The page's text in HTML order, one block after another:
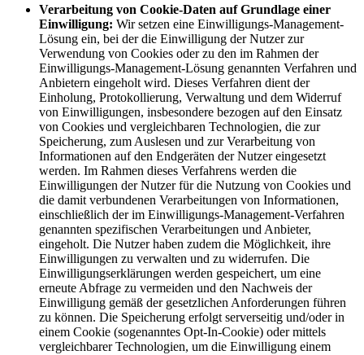
Verarbeitung von Cookie-Daten auf Grundlage einer
Einwilligung: Wir setzen eine Einwilligungs-Management-
Lösung ein, bei der die Einwilligung der Nutzer zur
Verwendung von Cookies oder zu den im Rahmen der
Einwilligungs-Management-Lösung genannten Verfahren und
Anbietern eingeholt wird. Dieses Verfahren dient der
Einholung, Protokollierung, Verwaltung und dem Widerruf
von Einwilligungen, insbesondere bezogen auf den Einsatz
von Cookies und vergleichbaren Technologien, die zur
Speicherung, zum Auslesen und zur Verarbeitung von
Informationen auf den Endgeräten der Nutzer eingesetzt
werden. Im Rahmen dieses Verfahrens werden die
Einwilligungen der Nutzer für die Nutzung von Cookies und
die damit verbundenen Verarbeitungen von Informationen,
einschließlich der im Einwilligungs-Management-Verfahren
genannten spezifischen Verarbeitungen und Anbieter,
eingeholt. Die Nutzer haben zudem die Möglichkeit, ihre
Einwilligungen zu verwalten und zu widerrufen. Die
Einwilligungserklärungen werden gespeichert, um eine
erneute Abfrage zu vermeiden und den Nachweis der
Einwilligung gemäß der gesetzlichen Anforderungen führen
zu können. Die Speicherung erfolgt serverseitig und/oder in
einem Cookie (sogenanntes Opt-In-Cookie) oder mittels
vergleichbarer Technologien, um die Einwilligung einem